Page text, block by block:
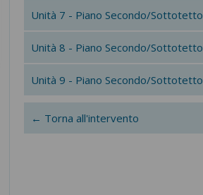
Unità 7 - Piano Secondo/Sottotetto
Unità 8 - Piano Secondo/Sottotetto
Unità 9 - Piano Secondo/Sottotetto
← Torna all'intervento